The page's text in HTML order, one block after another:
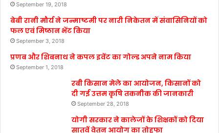
September 19, 2018
बेबी रानी मौर्य ने जन्माष्टमी पर नारी निकेतन में संवासिनियों को
फल एवं मिष्ठान भेंट किया
September 3, 2018
प्रणब और शिबनाथ ने कपल इवेंट का गोल्ड अपने नाम किया
September 1, 2018
रबी किसान मेले का आयोजन, किसानों को
दी गई उत्तम कृषि तकनीक की जानकारी
September 28, 2018
योगी सरकार ने कालेजों के शिक्षकों को दिया
सातवें वेतन आयोग का तोहफा